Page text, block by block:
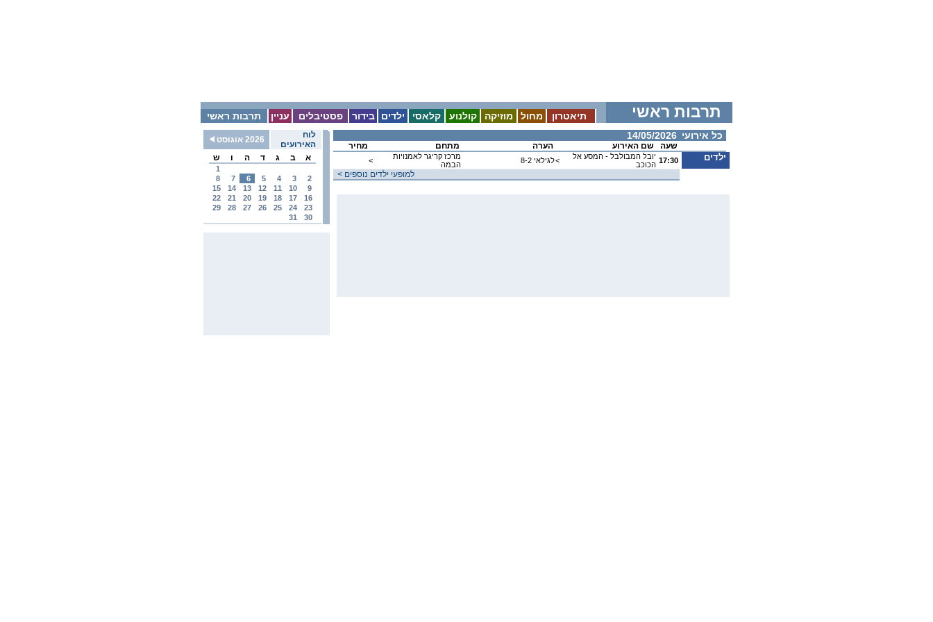
תרבות ראשי עניין פסטיבלים בידור ילדים קלאסי קולנוע מוזיקה מחול תיאטרון תרבות ראשי
לוח
האירועים
2026 אוגוסט
א
ב ג ד ה ו ש
1
2
3
4
5
6
7
8
9
10
11
12
13
14
15
16
17
18
19
20
21
22
23
24
25
26
27
28
29
30
31
כל אירועי
מחיר מתחם הערה שם האירוע שעה
<
מרכז קריגר לאמנויות
הבמה
לגילאי 8-2<
יובל המבולבל - המסע אל
הכוכב 17:30 ילדים
< למופעי ילדים נוספים